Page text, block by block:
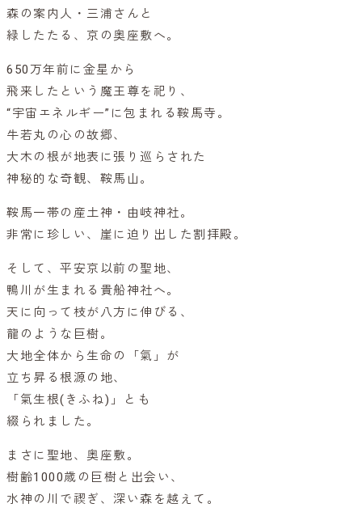
森の案内人・三浦さんと
緑したたる、京の奥座敷へ。
650万年前に金星から
飛来したという魔王尊を祀り、
“宇宙エネルギー”に包まれる鞍馬寺。
牛若丸の心の故郷、
大木の根が地表に張り巡らされた
神秘的な奇観、鞍馬山。
鞍馬一帯の産土神・由岐神社。
非常に珍しい、崖に迫り出した割拝殿。
そして、平安京以前の聖地、
鴨川が生まれる貴船神社へ。
天に向って枝が八方に伸びる、
龍のような巨樹。
大地全体から生命の「氣」が
立ち昇る根源の地、
「氣生根(きふね)」とも
綴られました。
まさに聖地、奥座敷。
樹齢1000歳の巨樹と出会い、
水神の川で禊ぎ、深い森を越えて。